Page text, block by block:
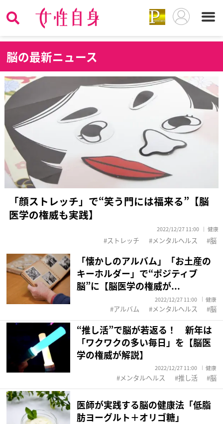
脳の最新ニュース
「顔ストレッチ」で“笑う門には福来る”【脳
医学の権威も実践】
2022/12/27 11:00 健康
ストレッチ メンタルヘルス 脳
「懐かしのアルバム」「お土産の
キーホルダー」で“ポジティブ
脳”に【脳医学の権威が...
2022/12/27 11:00 健康
アルバム メンタルヘルス 脳
“推し活”で脳が若返る！ 新年は
「ワクワクの多い毎日」を【脳医
学の権威が解説】
2022/12/27 11:00 健康
メンタルヘルス 推し活 脳
医師が実践する脳の健康法「低脂
肪ヨーグルト＋オリゴ糖」